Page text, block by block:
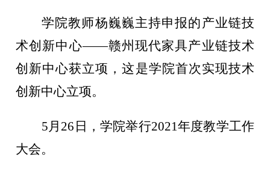
学院教师杨巍巍主持申报的产业链技
术创新中心——赣州现代家具产业链技术
创新中心获立项，这是学院首次实现技术
创新中心立项。
5月26日，学院举行2021年度教学工作
大会。